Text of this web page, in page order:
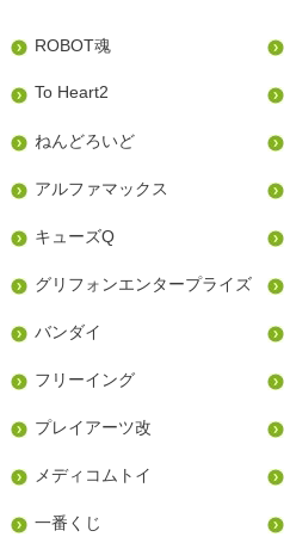
ROBOT魂
To Heart2
ねんどろいど
アルファマックス
キューズQ
グリフォンエンタープライズ
バンダイ
フリーイング
プレイアーツ改
メディコムトイ
一番くじ